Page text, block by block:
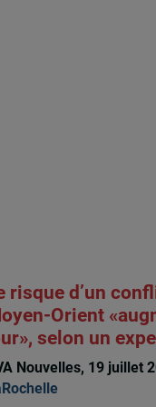
risque d’un
Orient
selon un
Nouvelles, 19 juillet